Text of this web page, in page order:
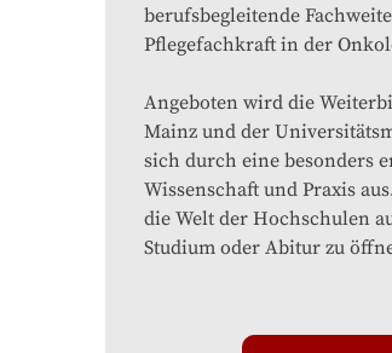
berufsbegleitende
Pflegefachkraft in der
Angeboten wird die
Mainz und der
sich durch eine besonders
Wissenschaft und Praxis
die Welt der Hochschulen
Studium oder Abitur zu